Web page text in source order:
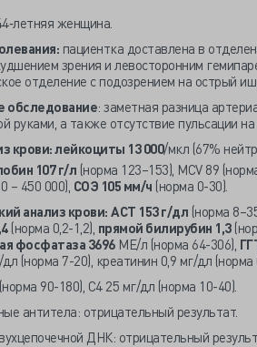
женщина.
пациентка доставлена в
зрения и левосторонним
отделение с подозрением на острый
обследование: заметная разница
руками, а также отсутствие пульсации
крови: лейкоциты 13 000/мкл (67%
107 г/л (норма 123–153), MCV 89
– 450 000), СОЭ 105 мм/ч (норма 0-30).
анализ крови:АСТ 153 г/дл (норма
(норма 0,2-1,2), прямой билирубин 1,3
фосфатаза 3696МЕ/л (норма 64-306),
(норма 7-20), креатинин 0,9 мг/дл (норма
90-180), С4 25 мг/дл (норма 10-40).
антитела: отрицательный результат.
ДНК: отрицательный